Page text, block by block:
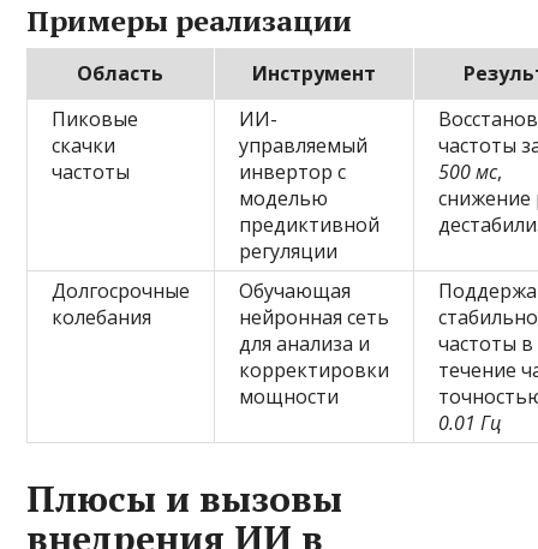
Примеры реализации
Область Инструмент
Пиковые
скачки
частоты
ИИ-
управляемый
инвертор с
моделью
предиктивной
регуляции
частоты
500 мс,
снижение
Долгосрочные
колебания
Обучающая
нейронная сеть
для анализа и
корректировки
мощности
частоты в
течение
0.01 Гц
Плюсы и вызовы
внедрения ИИ в